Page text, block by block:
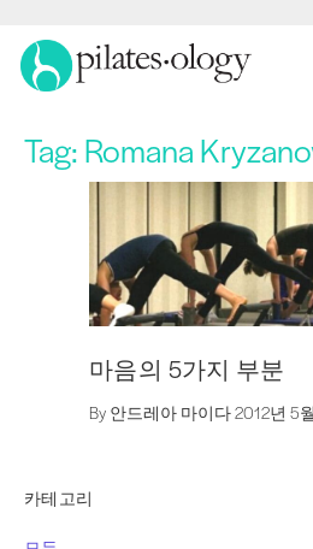
Tag:Romana
카테고리
마음의 5가지 부분
By 안드레아 마이다 2012년 5